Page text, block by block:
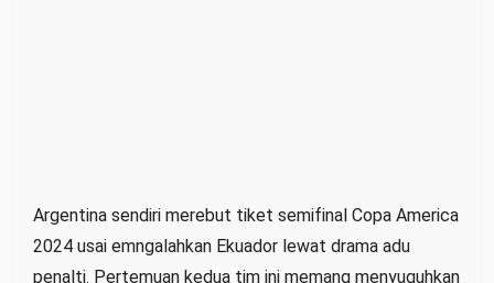
Argentina sendiri merebut tiket semifinal Copa America
2024 usai emngalahkan Ekuador lewat drama adu
penalti. Pertemuan kedua tim ini memang menyuguhkan